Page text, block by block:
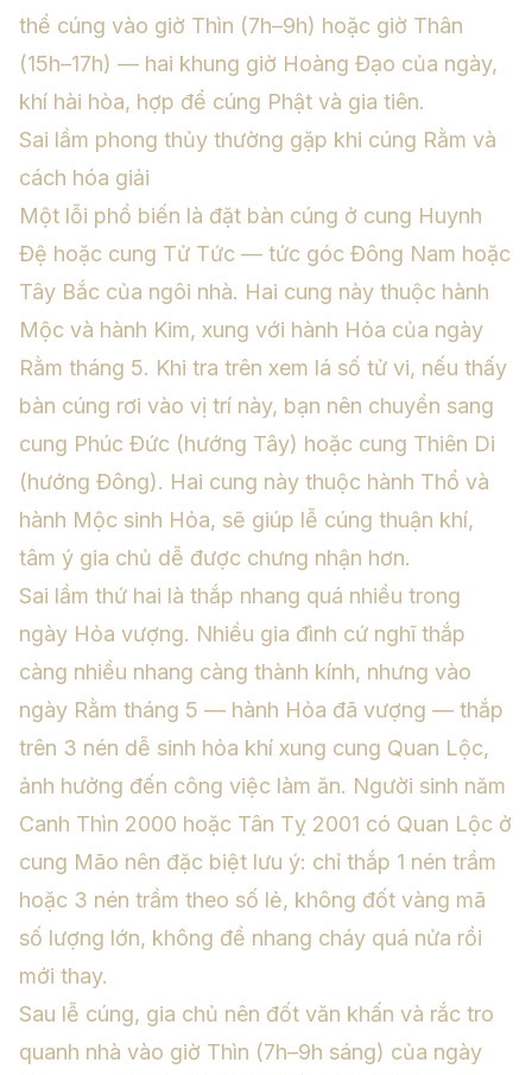
thể cúng vào giờ Thìn (7h–9h) hoặc giờ Thân
(15h–17h) — hai khung giờ Hoàng Đạo của ngày,
khí hài hòa, hợp để cúng Phật và gia tiên.
Sai lầm phong thủy thường gặp khi cúng Rằm và
cách hóa giải
Một lỗi phổ biến là đặt bàn cúng ở cung Huynh
Đệ hoặc cung Tử Tức — tức góc Đông Nam hoặc
Tây Bắc của ngôi nhà. Hai cung này thuộc hành
Mộc và hành Kim, xung với hành Hỏa của ngày
Rằm tháng 5. Khi tra trên xem lá số tử vi, nếu thấy
bàn cúng rơi vào vị trí này, bạn nên chuyển sang
cung Phúc Đức (hướng Tây) hoặc cung Thiên Di
(hướng Đông). Hai cung này thuộc hành Thổ và
hành Mộc sinh Hỏa, sẽ giúp lễ cúng thuận khí,
tâm ý gia chủ dễ được chưng nhận hơn.
Sai lầm thứ hai là thắp nhang quá nhiều trong
ngày Hỏa vượng. Nhiều gia đình cứ nghĩ thắp
càng nhiều nhang càng thành kính, nhưng vào
ngày Rằm tháng 5 — hành Hỏa đã vượng — thắp
trên 3 nén dễ sinh hỏa khí xung cung Quan Lộc,
ảnh hưởng đến công việc làm ăn. Người sinh năm
Canh Thìn 2000 hoặc Tân Tỵ 2001 có Quan Lộc ở
cung Mão nên đặc biệt lưu ý: chỉ thắp 1 nén trầm
hoặc 3 nén trầm theo số lẻ, không đốt vàng mã
số lượng lớn, không để nhang cháy quá nửa rồi
mới thay.
Sau lễ cúng, gia chủ nên đốt văn khấn và rắc tro
quanh nhà vào giờ Thìn (7h–9h sáng) của ngày